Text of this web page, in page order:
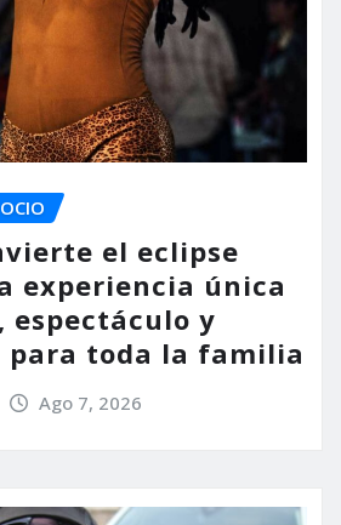
OCIO
el eclipse
experiencia única
espectáculo y
para toda la familia
Ago 7, 2026